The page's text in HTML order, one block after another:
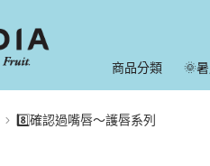
商品分類 🌞
8️⃣確認過嘴唇～護唇系列